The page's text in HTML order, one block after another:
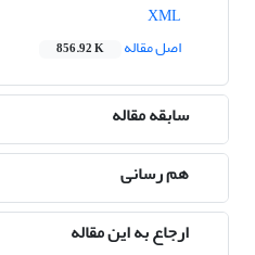
اصل مقاله
856.92 K
سابقه مقاله
هم رسانی
ارجاع به این مقاله